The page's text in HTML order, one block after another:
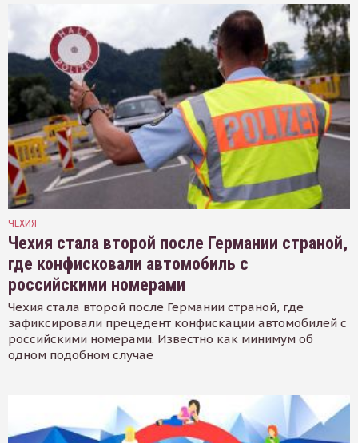
ЧЕХИЯ
Чехия стала второй после Германии страной,
где конфисковали автомобиль с
российскими номерами
Чехия стала второй после Германии страной, где
зафиксировали прецедент конфискации автомобилей с
российскими номерами. Известно как минимум об
одном подобном случае